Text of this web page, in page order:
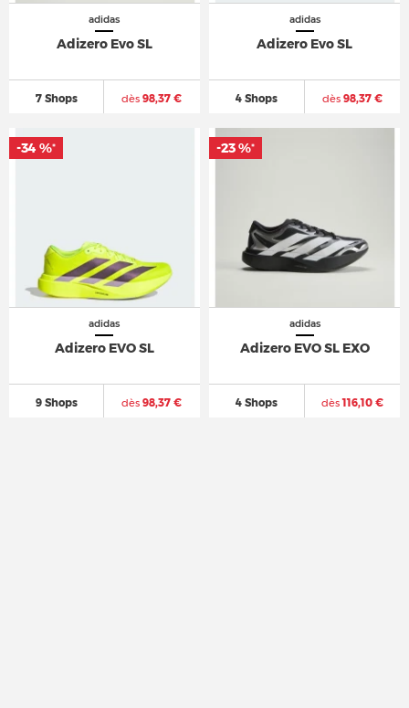
adidas
Adizero Evo SL
7 Shops dès 98,37 €
adidas
Adizero Evo SL
4 Shops dès98,37 €
adidas
Adizero EVO SL
9 Shops dès 98,37 €
-34 %*
-34 %*
adidas
Adizero EVO SL EXO
4 Shops dès116,10 €
-23 %*
-23 %*